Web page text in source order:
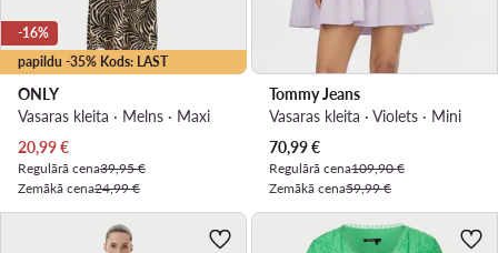
papildu -35% Kods: LAST
-16%
ONLY
Vasaras kleita · Melns · Maxi
Pašreizējā cena
20,99€
Regulārā cena39,95 €
Zemākā cena24,99 €
Tommy Jeans
Vasaras kleita · Violets · Mini
Pašreizējā cena
70,99€
Regulārā cena109,90 €
Zemākā cena59,99 €